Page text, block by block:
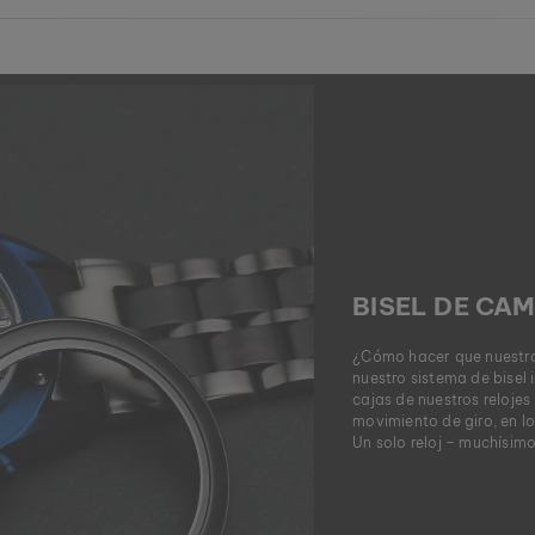
BISEL DE
¿Cómo hacer que
nuestro sistema de
cajas de nuestros
movimiento de giro, en
Un solo reloj –